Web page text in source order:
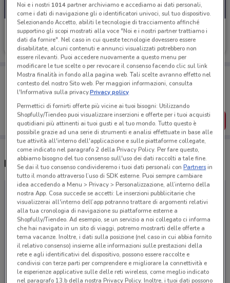
Okeo
Scade il 31/08
Porta DoveConviene sempre con te!
Puoi trovare le migliori offerte dei negozi vicino a te,
salvarle e creare la tua lista del risparmio, comodamente
SCARICA L’APP
Negozi Okeo a Novara
Noi e i nostri 1014partner archiviamo e accediamo ai dati personali,
come i dati di navigazione gli o identificatori univoci, sul tuo dispositivo.
Selezionando Accetto, abiliti le tecnologie di tracciamento affinché
supportino gli scopi mostrati alla voce "Noi e i nostri partner trattiamo i
dati da fornire". Nel caso in cui queste tecnologie dovessero essere
disabilitate, alcuni contenuti e annunci visualizzati potrebbero non
essere rilevanti. Puoi accedere nuovamente a questo menu per
modificare le tue scelte o per revocare il consenso facendo clic sul link
Mostra finalità in fondo alla pagina web. Tali scelte avranno effetto nel
contesto del nostro Sito web. Per maggiori informazioni, consulta
l'Informativa sulla privacy.Privacy policy
Permettici di fornirti offerte più vicine ai tuoi bisogni: Utilizzando
Shopfully/Tiendeo puoi visualizzare inserzioni e offerte per i tuoi acquisti
quotidiani più attinenti ai tuoi gusti e al tuo mondo. Tutto questo è
possibile grazie ad una serie di strumenti e analisi effettuate in base alle
tue attività all'interno dell'applicazione e sulle piattaforme collegate,
come indicato nel paragrafo 2 della Privacy Policy. Per fare questo,
abbiamo bisogno del tuo consenso sull'uso dei dati raccolti a tale fine.
Se dai il tuo consenso condivideremo i tuoi dati personali conPartnersin
tutto il mondo attraverso l’uso di SDK esterne. Puoi sempre cambiare
idea accedendo a Menu > Privacy > Personalizzazione, all’interno della
nostra App. Cosa succede se accetti: Le inserzioni pubblicitarie che
visualizzerai all'interno dell’app potranno trattare di argomenti relativi
alla tua cronologia di navigazione su piattaforme esterne a
Shopfully/Tiendeo. Ad esempio, se un servizio a noi collegato ci informa
che hai navigato in un sito di viaggi, potremo mostrarti delle offerte a
tema vacanze. Inoltre, i dati sulla posizione (nel caso in cui abbia fornito
il relativo consenso) insieme alle informazioni sulle prestazioni della
rete e agli identificativi del dispositivo, possono essere raccolte e
condivisi con terze parti per comprendere e migliorare la connettività e
le esperienze applicative sulle delle reti wireless, come meglio indicato
nel paragrafo 13.b della nostra Privacy Policy. Inoltre, i tuoi dati possono